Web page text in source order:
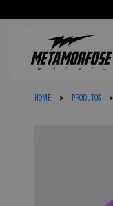
HOME PRODUTOS